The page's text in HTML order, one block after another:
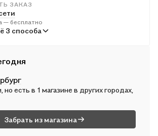
ЗАКАЗ
— бесплатно
— от 312 ₽
— от 500 ₽
3 способа
но есть в 1 магазине в других городах,
Забрать из магазина